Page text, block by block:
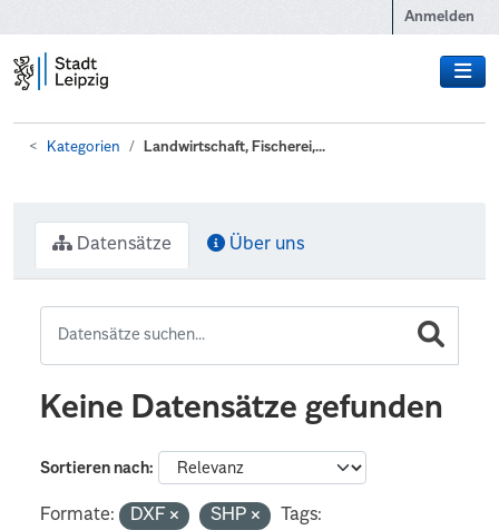
Anmelden
Kategorien Landwirtschaft, Fischerei,...
Datensätze Über uns
Keine Datensätze gefunden
Sortieren nach
Formate: DXF SHP
Tags: